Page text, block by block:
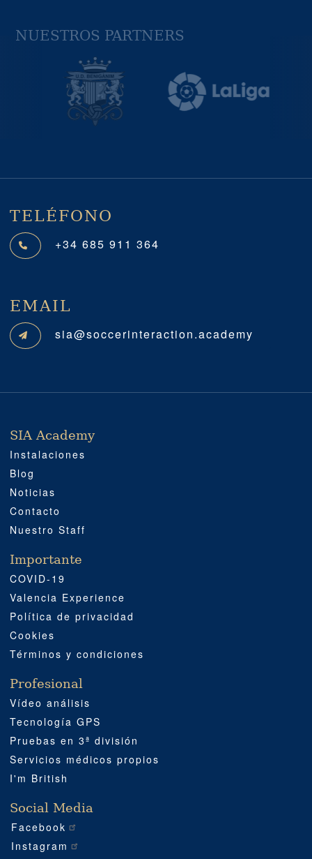
NUESTROS PARTNERS
TELÉFONO
+34 685 911 364
EMAIL
sia@soccerinteraction.academy
SIA ACADEMY
IMPORTANTE
PROFESIONAL
SOCIAL MEDIA
UBICACIÓN
SIA Academy
Instalaciones
Blog
Noticias
Contacto
Nuestro Staff
Importante
COVID-19
Valencia Experience
Política de privacidad
Cookies
Términos y condiciones
Profesional
Vídeo análisis
Tecnología GPS
Pruebas en 3ª división
Servicios médicos propios
I'm British
Social Media
Facebook
Instagram